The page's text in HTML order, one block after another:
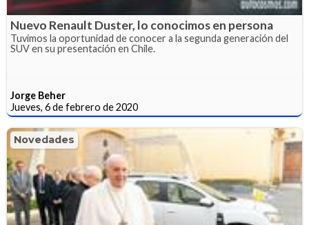
Nuevo Renault Duster, lo conocimos en persona
Tuvimos la oportunidad de conocer a la segunda generación del
SUV en su presentación en Chile.
Jorge Beher
Jueves, 6 de febrero de 2020
Novedades